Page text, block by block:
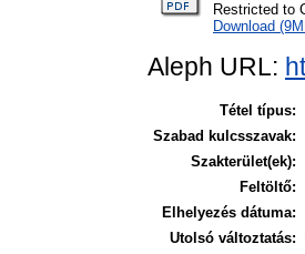
Restricted to
Download
Aleph URL:
Tétel típus:
Szabad kulcsszavak:
Szakterület(ek):
Feltöltő:
Elhelyezés dátuma:
Utolsó változtatás: